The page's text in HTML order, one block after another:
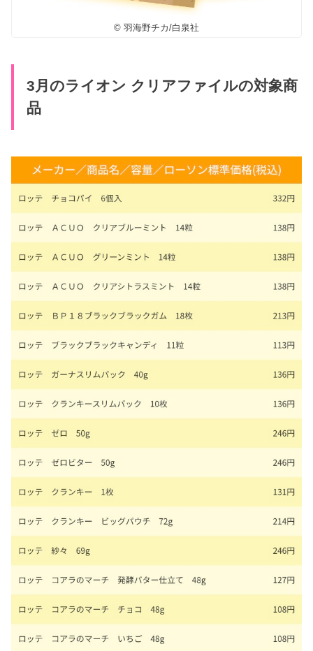
© 羽海野チカ/白泉社
3月のライオン クリアファイルの対象商
品